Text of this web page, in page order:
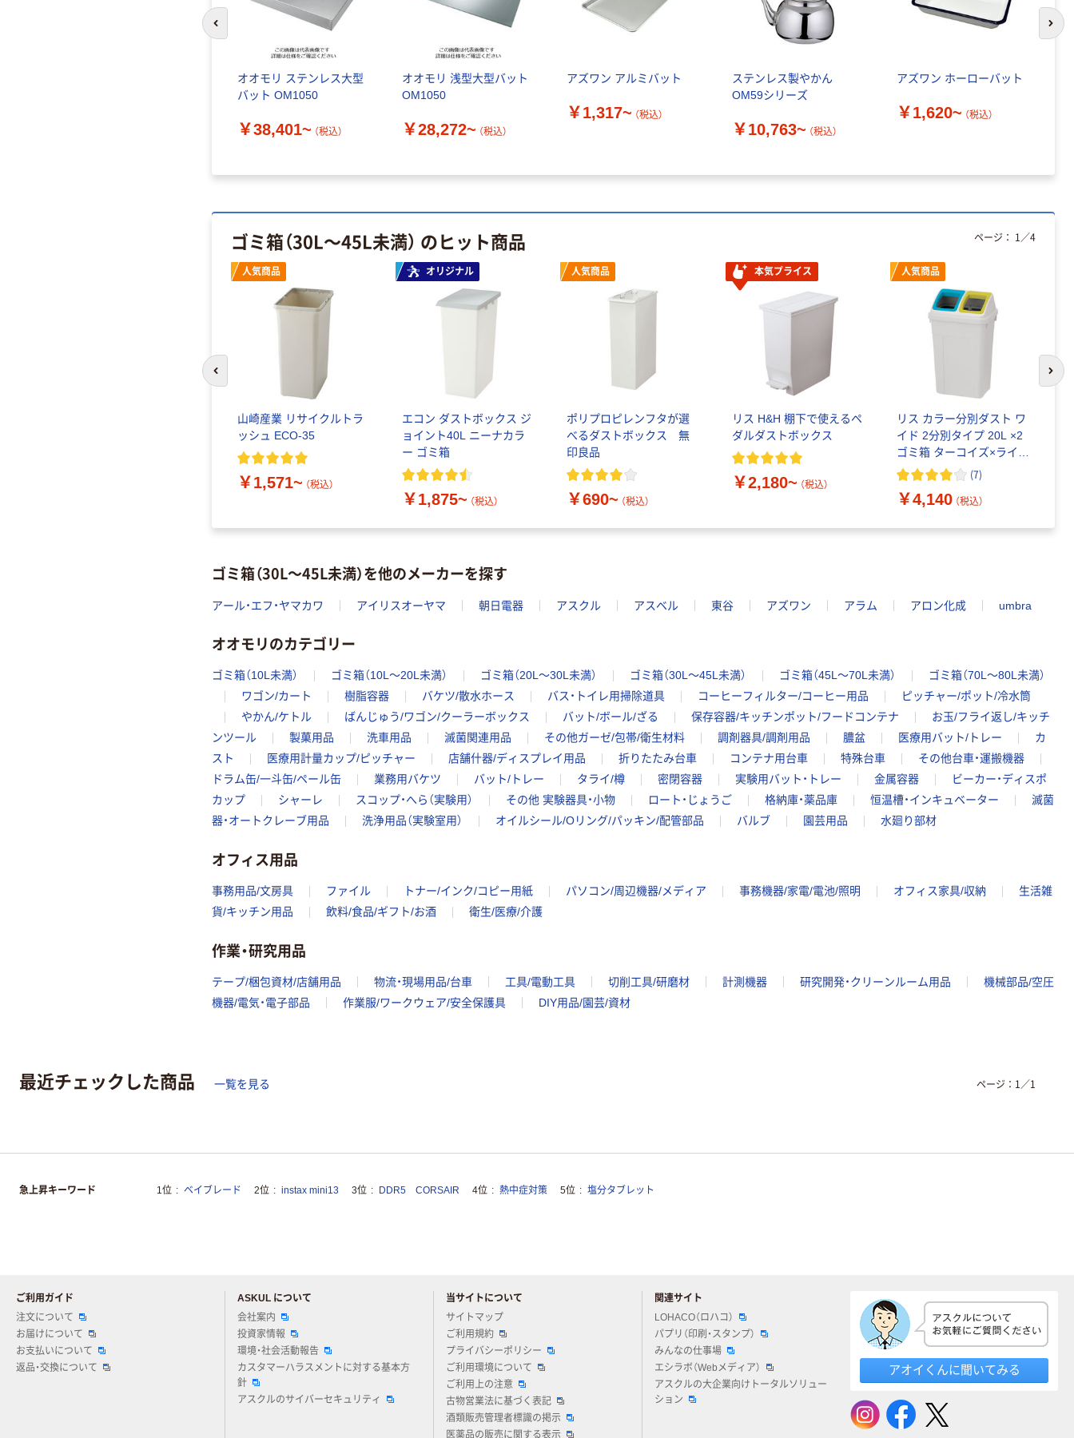
オオモリ ステンレス大型
バット OM1050
￥38,401~ （税込）
オオモリ 浅型大型バット
OM1050
￥28,272~ （税込）
アズワン アルミバット
￥1,317~ （税込）
ステンレス製やかん
OM59シリーズ
￥10,763~ （税込）
アズワン ホーローバット
￥1,620~ （税込）
次
ゴミ箱（30L～45L未満） のヒット商品
人気商品
山崎産業 リサイクルトラ
ッシュ ECO-35
￥1,571~ （税込）
オリジナル
エコン ダストボックス ジ
ョイント40L ニーナカラ
ー ゴミ箱
￥1,875~ （税込）
人気商品
ポリプロピレンフタが選
べるダストボックス 無
印良品
￥690~ （税込）
本気プライス
リス H&H 棚下で使えるペ
ダルダストボックス
￥2,180~ （税込）
人気商品
リス カラー分別ダスト ワ
イド 2分別タイプ 20L ×2
ゴミ箱 ターコイズ×ライト
グリーン 1個 日本製 幅
690mm
(7)
￥4,140 （税込）
ページ： 1 ／4
前のスライドへ 次
ゴミ箱（30L～45L未満）を他のメーカーを探す
アール・エフ・ヤマカワ アイリスオーヤマ 朝日電器 アスクル アスベル 東谷 アズワン アラム アロン化成 umbra
オオモリのカテゴリー
ゴミ箱（10L未満） ゴミ箱（10L～20L未満） ゴミ箱（20L～30L未満） ゴミ箱（30L～45L未満） ゴミ箱（45L～70L未満）
ゴミ箱（70L～80L未満）
ワゴン/カート
樹脂容器 バケツ/散水ホース バス・トイレ用掃除道具 コーヒーフィルター/コーヒー用品
ピッチャー/ポット/冷水筒
やかん/ケトル
ばんじゅう/ワゴン/クーラーボックス バット/ボール/ざる 保存容器/キッチンポット/フードコンテナ
お玉/フライ返し/キッチ
ンツール
製菓用品 洗車用品 滅菌関連用品 その他ガーゼ/包帯/衛生材料 調剤器具/調剤用品 膿盆 医療用バット/トレー
カ
スト
医療用計量カップ/ピッチャー 店舗什器/ディスプレイ用品 折りたたみ台車 コンテナ用台車 特殊台車
その他台車・運搬機器
ドラム缶/一斗缶/ペール缶
業務用バケツ バット/トレー タライ/樽 密閉容器 実験用バット・トレー 金属容器
ビーカー・ディスポ
カップ
シャーレ スコップ・へら（実験用） その他 実験器具・小物 ロート・じょうご 格納庫・薬品庫 恒温槽・インキュベーター
滅菌
器・オートクレーブ用品
洗浄用品（実験室用） オイルシール/Oリング/パッキン/配管部品 バルブ 園芸用品 水廻り部材
オフィス用品
事務用品/文房具 ファイル トナー/インク/コピー用紙 パソコン/周辺機器/メディア 事務機器/家電/電池/照明 オフィス家具/収納
生活雑
貨/キッチン用品
飲料/食品/ギフト/お酒 衛生/医療/介護
作業・研究用品
テープ/梱包資材/店舗用品 物流・現場用品/台車 工具/電動工具 切削工具/研磨材 計測機器 研究開発・クリーンルーム用品
機械部品/空圧
機器/電気・電子部品
作業服/ワークウェア/安全保護具 DIY用品/園芸/資材
最近チェックした商品 一覧を見る ページ： 1 ／1
急上昇キーワード 1位 ベイブレード 2位 instax mini13 3位 DDR5 CORSAIR 4位 熱中症対策 5位 塩分タブレット
ご利用ガイド
注文について
お届けについて
お支払いについて
返品・交換について
ASKUL について
会社案内
投資家情報
環境・社会活動報告
カスタマーハラスメントに対する基本方
針
アスクルのサイバーセキュリティ
当サイトについて
サイトマップ
ご利用規約
プライバシーポリシー
ご利用環境について
ご利用上の注意
古物営業法に基づく表記
酒類販売管理者標識の掲示
医薬品の販売に関する表示
関連サイト
LOHACO（ロハコ）
パプリ（印刷・スタンプ）
みんなの仕事場
エシラボ（Webメディア）
アスクルの大企業向けトータルソリュー
ション
アオイくんに聞いてみる